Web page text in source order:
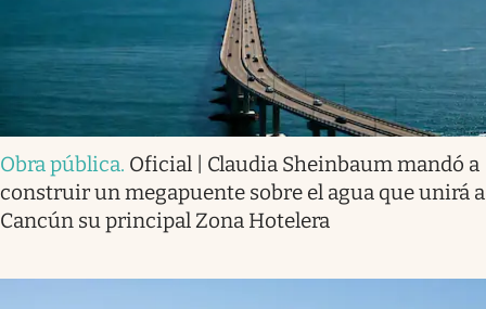
Obra pública. Oficial | Claudia Sheinbaum mandó a
construir un megapuente sobre el agua que unirá a
Cancún su principal Zona Hotelera